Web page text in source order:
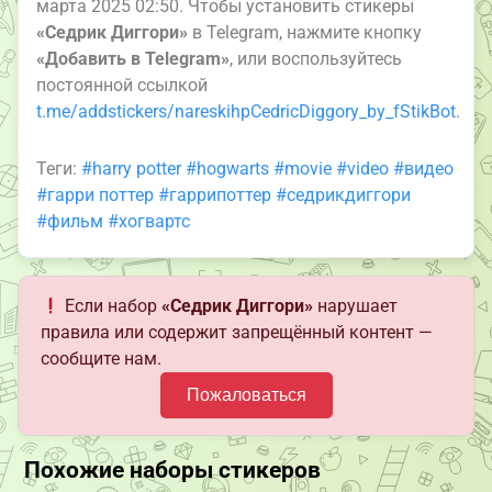
марта 2025 02:50. Чтобы установить стикеры
«Седрик Диггори» в Telegram, нажмите кнопку
«Добавить в Telegram», или воспользуйтесь
постоянной ссылкой
t.me/addstickers/nareskihpCedricDiggory_by_fStikBot.
Теги: #harry potter #hogwarts #movie #video #видео
#гарри поттер #гаррипоттер #седрикдиггори
#фильм #хогвартс
Если набор«Седрик Диггори» нарушает
правила или содержит запрещённый контент —
сообщите нам.
Пожаловаться
Похожие наборы стикеров